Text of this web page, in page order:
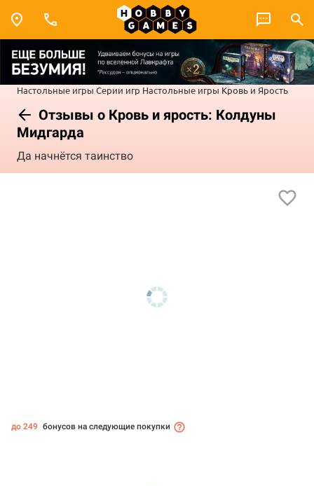
Настольные игры Серии игр Настольные игры Кровь и Ярость
Отзывы о Кровь и ярость: Колдуны
Мидгарда
Да начнётся таинство
до 249 бонусов на следующие покупки